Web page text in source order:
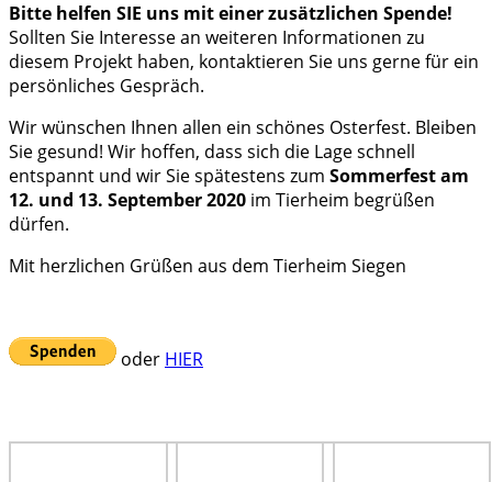
Bitte helfen SIE uns mit einer zusätzlichen Spende!
Sollten Sie Interesse an weiteren Informationen zu
diesem Projekt haben, kontaktieren Sie uns gerne für ein
persönliches Gespräch.
Wir wünschen Ihnen allen ein schönes Osterfest. Bleiben
Sie gesund! Wir hoffen, dass sich die Lage schnell
entspannt und wir Sie spätestens zum Sommerfest am
12. und 13. September 2020 im Tierheim begrüßen
dürfen.
Mit herzlichen Grüßen aus dem Tierheim Siegen
oder HIER